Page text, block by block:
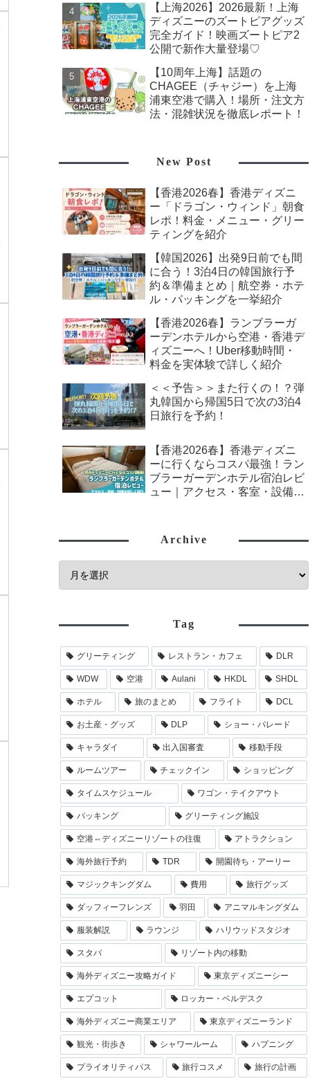
【上海2026】2026最新！上海
ディズニーのズートピアグッズ
完全ガイド！映画ズートピア2
公開で新作大量登場♡
【10周年上海】話題の
CHAGEE（チャジー）を上海
浦東空港で購入！場所・注文方
法・混雑状況を徹底レポート！
New Post
【香港2026春】香港ディズニ
ー「ドラゴン・ウィンド」朝食
レポ！料金・メニュー・グリー
ティングを紹介
【韓国2026】出発9日前でも間
に合う！3泊4日の韓国旅行予
約＆準備まとめ｜航空券・ホテ
ル・パッキングを一挙紹介
【香港2026春】ランブラーガ
ーデンホテルから空港・香港デ
ィズニーへ！Uber移動時間・
料金を実体験で詳しく紹介
＜＜予告＞＞また行くの！？弾
丸韓国から帰国5日で次の3泊4
日旅行を予約！
【香港2026春】香港ディズニ
ーに行くならコスパ最強！ラン
ブラーガーデンホテル宿泊レビ
ュー｜アクセス・客室・設備を
Archive
Tag
グリーティング レストラン・カフェ DLR
WDW 空港 Aulani HKDL SHDL
ホテル 旅のまとめ フライト DCL
お土産・グッズ DLP ショー・パレード
キャラダイ 出入国審査 移動手段
ルームツアー チェックイン ショッピング
タイムスケジュール ワゴン・テイクアウト
パッキング グリーティング施設
空港⇔ディズニーリゾートの往復 アトラクション
海外旅行予約 TDR 開園待ち・アーリー
マジックキングダム 費用 旅行グッズ
ダッフィーフレンズ 羽田 アニマルキングダム
服装解説 ラウンジ ハリウッドスタジオ
スタバ リゾート内の移動
海外ディズニー攻略ガイド 東京ディズニーシー
エプコット ロッカー・ベルデスク
海外ディズニー商業エリア 東京ディズニーランド
観光・街歩き シャワールーム ハプニング
プライオリティパス 旅行コスメ 旅行の計画